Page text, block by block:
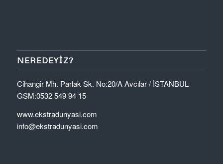
NEREDEYIZ?
Cihangir Mh. Parlak Sk. No:20/A Avcılar / İSTANBUL
GSM:0532 549 94 15
www.ekstradunyasi.com
info@ekstradunyasi.com